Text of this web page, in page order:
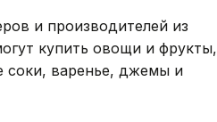
и производителей из
купить овощи и фрукты,
соки, варенье, джемы и